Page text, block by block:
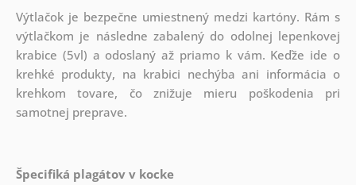
Výtlačok je bezpečne umiestnený medzi kartóny. Rám s
výtlačkom je následne zabalený do odolnej lepenkovej
krabice (5vl) a odoslaný až priamo k vám. Keďže ide o
krehké produkty, na krabici nechýba ani informácia o
krehkom tovare, čo znižuje mieru poškodenia pri
samotnej preprave.
Špecifiká plagátov v kocke